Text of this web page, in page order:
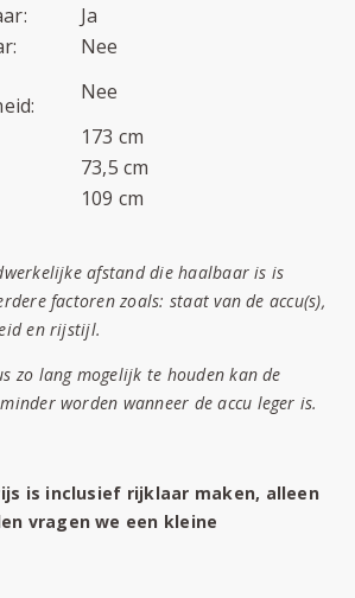
Ja
Nee
Nee
173 cm
73,5 cm
109 cm
afstand die haalbaar is is
factoren zoals: staat van de accu(s),
en rijstijl.
zo lang mogelijk te houden kan de
worden wanneer de accu leger is.
is inclusief rijklaar maken, alleen
vragen we een kleine